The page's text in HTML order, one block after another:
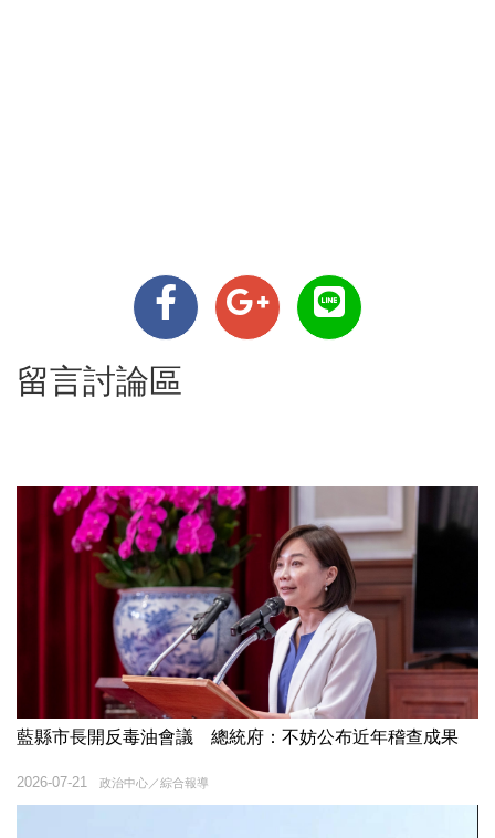
留言討論區
藍縣市長開反毒油會議 總統府：不妨公布近年稽查成果
政治中心／綜合報導
2026-07-21